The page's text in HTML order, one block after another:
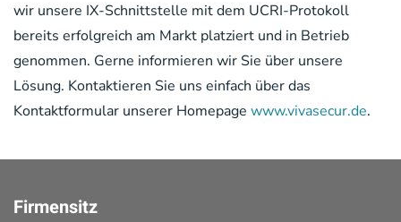
wir unsere IX-Schnittstelle mit dem UCRI-Protokoll
bereits erfolgreich am Markt platziert und in Betrieb
genommen. Gerne informieren wir Sie über unsere
Lösung. Kontaktieren Sie uns einfach über das
Kontaktformular unserer Homepage www.vivasecur.de.
Firmensitz